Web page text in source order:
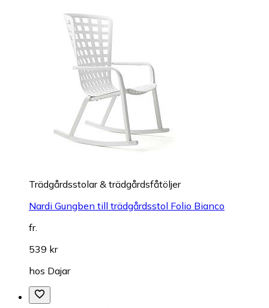
Trädgårdsstolar & trädgårdsfåtöljer
Nardi Gungben till trädgårdsstol Folio Bianco
fr.
539 kr
hos Dajar